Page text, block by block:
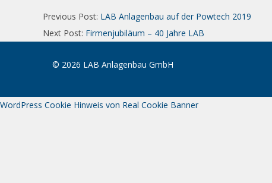
Previous Post: LAB Anlagenbau auf der Powtech 2019
Next Post: Firmenjubiläum – 40 Jahre LAB
© 2026 LAB Anlagenbau GmbH
WordPress Cookie Hinweis von Real Cookie Banner